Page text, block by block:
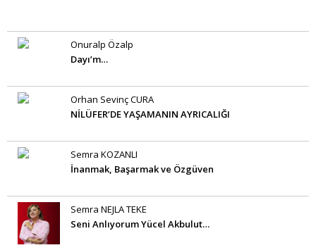
Onuralp Özalp
Dayı’m…
Orhan Sevinç CURA
NİLÜFER’DE YAŞAMANIN AYRICALIĞI
Semra KOZANLI
İnanmak, Başarmak ve Özgüven
Semra NEJLA TEKE
Seni Anlıyorum Yücel Akbulut…